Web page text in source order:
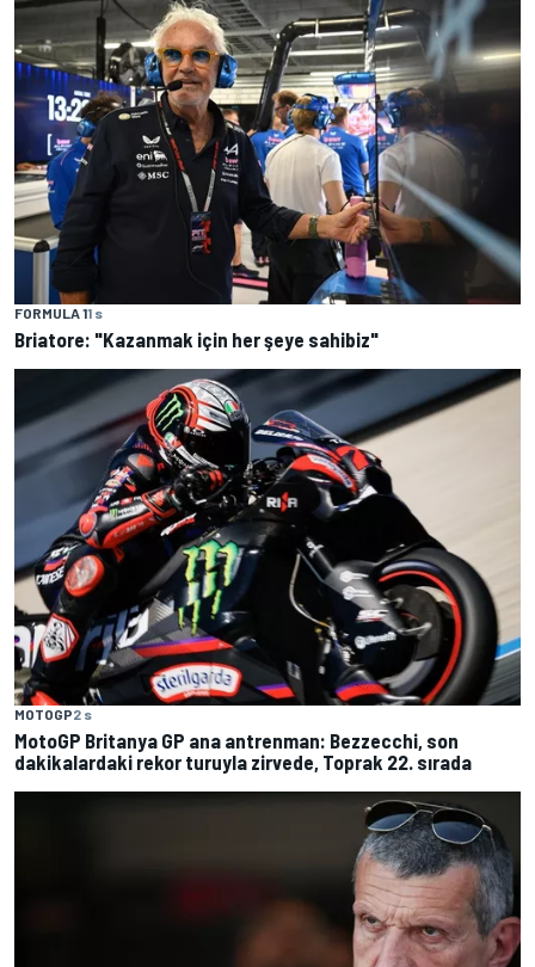
FORMULA 11 s
Briatore: "Kazanmak için her şeye sahibiz"
MOTOGP2 s
MotoGP Britanya GP ana antrenman: Bezzecchi, son
dakikalardaki rekor turuyla zirvede, Toprak 22. sırada